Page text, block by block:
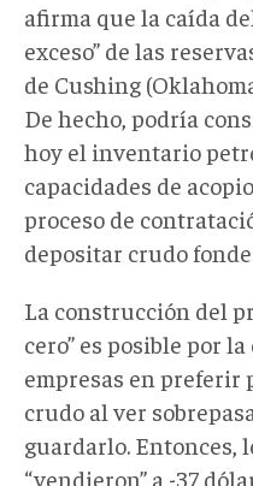
afirma que la caída
exceso” de las
de Cushing
De hecho, podría
hoy el inventario
capacidades de
proceso de
depositar crudo
La construcción del
cero” es posible por
empresas en preferir
crudo al ver
guardarlo. Entonces,
“vendieron” a -37